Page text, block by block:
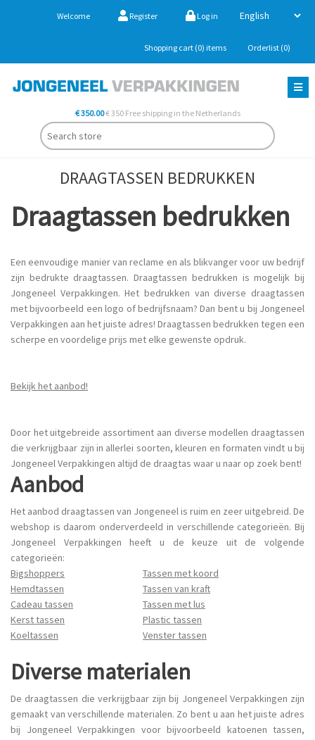
Welcome Register Log in
Shopping cart (0) items Orderlist (0)
€ 350.00€ 350 Free shipping in the Netherlands
DRAAGTASSEN BEDRUKKEN
Draagtassen bedrukken
Een eenvoudige manier van reclame en als blikvanger voor uw bedrijf
zijn bedrukte draagtassen. Draagtassen bedrukken is mogelijk bij
Jongeneel Verpakkingen. Het bedrukken van diverse draagtassen
met bijvoorbeeld een logo of bedrijfsnaam? Dan bent u bij Jongeneel
Verpakkingen aan het juiste adres! Draagtassen bedrukken tegen een
scherpe en voordelige prijs met elke gewenste opdruk.
Bekijk het aanbod!
Door het uitgebreide assortiment aan diverse modellen draagtassen
die verkrijgbaar zijn in allerlei soorten, kleuren en formaten vindt u bij
Jongeneel Verpakkingen altijd de draagtas waar u naar op zoek bent!
Aanbod
Het aanbod draagtassen van Jongeneel is ruim en zeer uitgebreid. De
webshop is daarom onderverdeeld in verschillende categorieën. Bij
Jongeneel Verpakkingen heeft u de keuze uit de volgende
categorieën:
Bigshoppers
Tassen met koord
Hemdtassen
Tassen van kraft
Cadeau tassen
Tassen met lus
Kerst tassen
Plastic tassen
Koeltassen
Venster tassen
Diverse materialen
De draagtassen die verkrijgbaar zijn bij Jongeneel Verpakkingen zijn
gemaakt van verschillende materialen. Zo bent u aan het juiste adres
bij Jongeneel Verpakkingen voor bijvoorbeeld katoenen tassen,